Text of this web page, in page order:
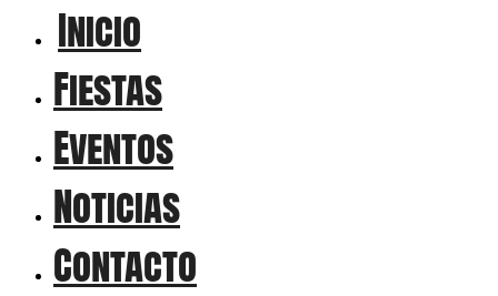
Inicio
Fiestas
Eventos
Noticias
Contacto